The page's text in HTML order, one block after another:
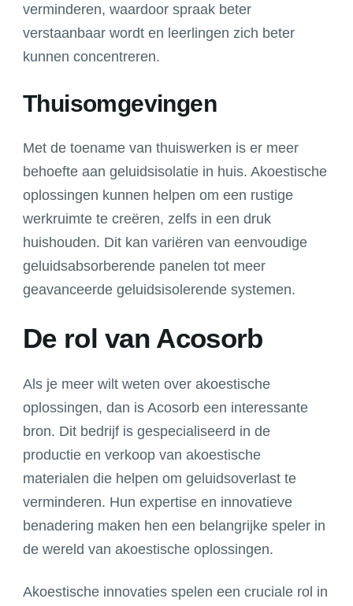
verminderen, waardoor spraak beter
verstaanbaar wordt en leerlingen zich beter
kunnen concentreren.
Thuisomgevingen
Met de toename van thuiswerken is er meer
behoefte aan geluidsisolatie in huis. Akoestische
oplossingen kunnen helpen om een rustige
werkruimte te creëren, zelfs in een druk
huishouden. Dit kan variëren van eenvoudige
geluidsabsorberende panelen tot meer
geavanceerde geluidsisolerende systemen.
De rol van Acosorb
Als je meer wilt weten over akoestische
oplossingen, dan is Acosorb een interessante
bron. Dit bedrijf is gespecialiseerd in de
productie en verkoop van akoestische
materialen die helpen om geluidsoverlast te
verminderen. Hun expertise en innovatieve
benadering maken hen een belangrijke speler in
de wereld van akoestische oplossingen.
Akoestische innovaties spelen een cruciale rol in